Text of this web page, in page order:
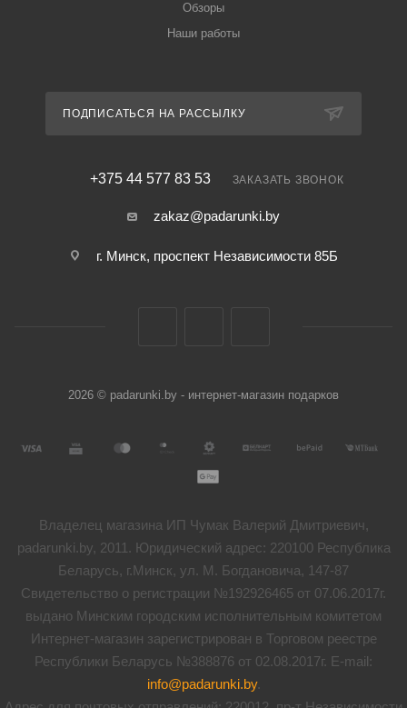
Обзоры
Наши работы
ПОДПИСАТЬСЯ НА РАССЫЛКУ
+375 44 577 83 53 ЗАКАЗАТЬ ЗВОНОК
zakaz@padarunki.by
г. Минск, проспект Независимости 85Б
2026 © padarunki.by - интернет-магазин подарков
Владелец магазина ИП Чумак Валерий Дмитриевич,
padarunki.by, 2011. Юридический адрес: 220100 Республика
Беларусь, г.Минск, ул. М. Богдановича, 147-87
Свидетельство о регистрации №192926465 от 07.06.2017г.
выдано Минским городским исполнительным комитетом
Интернет-магазин зарегистрирован в Торговом реестре
Республики Беларусь №388876 от 02.08.2017г. E-mail:
info@padarunki.by.